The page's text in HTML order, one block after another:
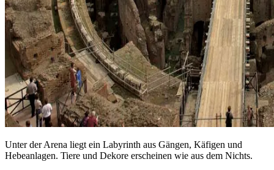
Unter der Arena liegt ein Labyrinth aus Gängen, Käfigen und
Hebeanlagen. Tiere und Dekore erscheinen wie aus dem Nichts.